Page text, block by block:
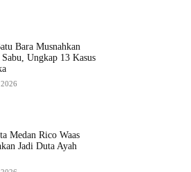
Bara Musnahkan
Ungkap 13 Kasus
Medan Rico Waas
Jadi Duta Ayah